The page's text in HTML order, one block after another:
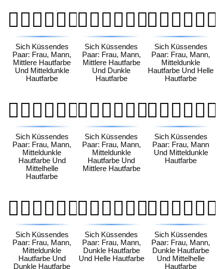
👩🏽‍❤️‍💋‍👨🏾
Sich Küssendes
Paar: Frau, Mann,
Mittlere Hautfarbe
Und Mitteldunkle
Hautfarbe
👩🏽‍❤️‍💋‍👨🏿
Sich Küssendes
Paar: Frau, Mann,
Mittlere Hautfarbe
Und Dunkle
Hautfarbe
👩🏾‍❤️‍💋‍👨🏻
Sich Küssendes
Paar: Frau, Mann,
Mitteldunkle
Hautfarbe Und Helle
Hautfarbe
👩🏾‍❤️‍💋‍👨🏼
Sich Küssendes
Paar: Frau, Mann,
Mitteldunkle
Hautfarbe Und
Mittelhelle
Hautfarbe
👩🏾‍❤️‍💋‍👨🏽
Sich Küssendes
Paar: Frau, Mann,
Mitteldunkle
Hautfarbe Und
Mittlere Hautfarbe
👩🏾‍❤️‍💋‍👨🏾
Sich Küssendes
Paar: Frau, Mann
Und Mitteldunkle
Hautfarbe
👩🏾‍❤️‍💋‍👨🏿
Sich Küssendes
Paar: Frau, Mann,
Mitteldunkle
Hautfarbe Und
Dunkle Hautfarbe
👩🏿‍❤️‍💋‍👨🏻
Sich Küssendes
Paar: Frau, Mann,
Dunkle Hautfarbe
Und Helle Hautfarbe
👩🏿‍❤️‍💋‍👨🏼
Sich Küssendes
Paar: Frau, Mann,
Dunkle Hautfarbe
Und Mittelhelle
Hautfarbe